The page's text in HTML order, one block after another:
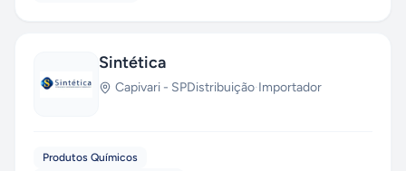
Sintética
Capivari - SPDistribuição·Importador
Produtos Químicos